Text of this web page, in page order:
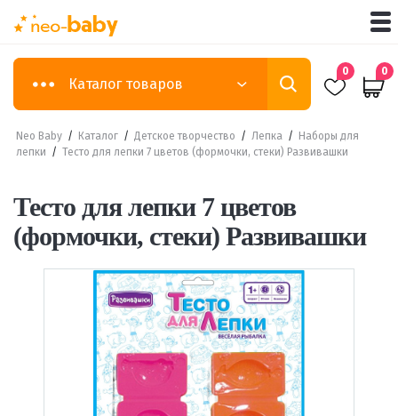
Каталог товаров
0 0
Neo Baby / Каталог / Детское творчество / Лепка /
Наборы для
лепки / Тесто для лепки 7 цветов (формочки, стеки) Развивашки
Тесто для лепки 7 цветов
(формочки, стеки) Развивашки